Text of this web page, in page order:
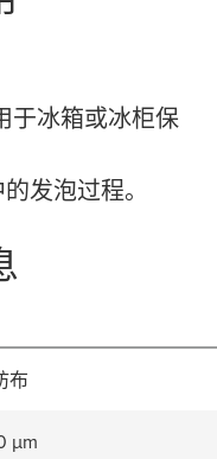
于冰箱或冰柜保
发泡过程。
布
μm